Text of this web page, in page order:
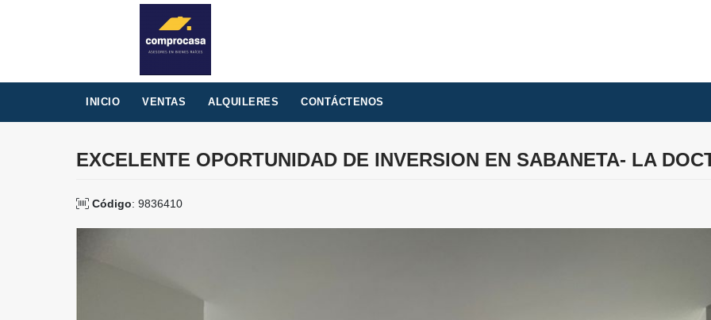
INICIO VENTAS ALQUILERES CONTÁCTENOS
EXCELENTE OPORTUNIDAD DE INVERSION EN SABANETA- LA
Código: 9836410